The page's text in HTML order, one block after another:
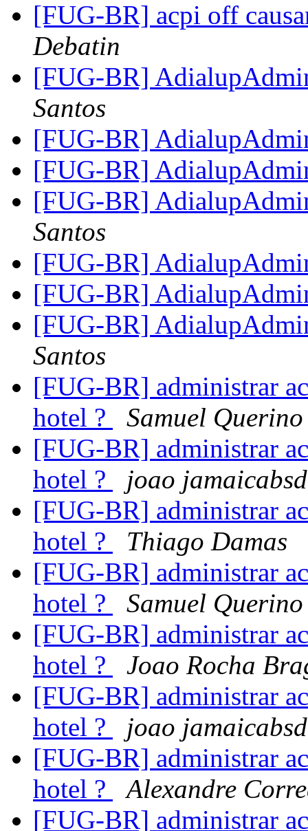
[FUG-BR] acpi off
Debatin
[FUG-BR]
Santos
[FUG-BR]
[FUG-BR]
[FUG-BR]
Santos
[FUG-BR]
[FUG-BR]
[FUG-BR]
Santos
[FUG-BR] administrar
hotel ?
Samuel
[FUG-BR] administrar
hotel ?
joao jamaicabsd
[FUG-BR] administrar
hotel ?
Thiago Damas
[FUG-BR] administrar
hotel ?
Samuel
[FUG-BR] administrar
hotel ?
Joao Rocha
[FUG-BR] administrar
hotel ?
joao jamaicabsd
[FUG-BR] administrar
hotel ?
Alexandre
[FUG-BR] administrar